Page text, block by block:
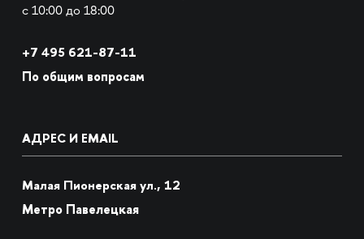
с 10:00 до 18:00
+7 495 621-87-11
По общим вопросам
АДРЕС И EMAIL
Малая Пионерская ул., 12
Метро Павелецкая